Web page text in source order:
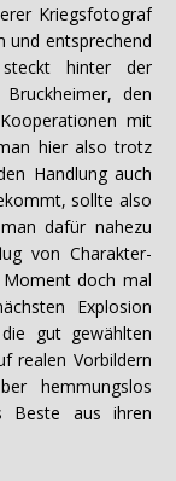
Kriegsfotograf
und entsprechend
hinter der
den
mit
hier also trotz
Handlung auch
sollte also
dafür nahezu
von Charakter-
doch mal
Explosion
gut gewählten
realen Vorbildern
hemmungslos
Beste aus ihren